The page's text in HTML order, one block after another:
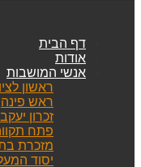
דף הבית
אודות
אנשי המושבות
ראשון
ראש פינה
זכרון יעקב
פתח
מזכרת
יסוד